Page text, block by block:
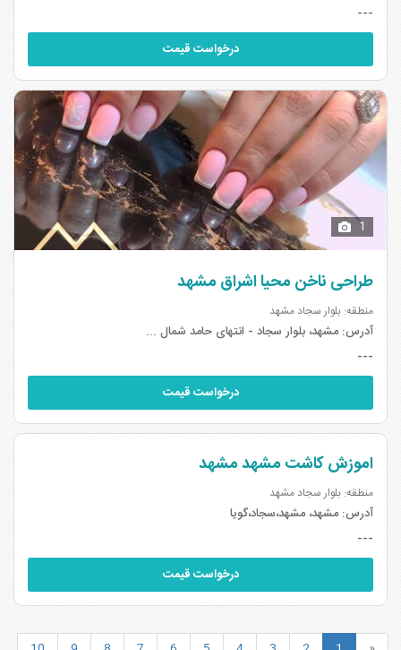
---
درخواست قیمت
1
طراحی ناخن محیا اشراق مشهد
منطقه: بلوار سجاد مشهد
آدرس:مشهد، بلوار سجاد - انتهای حامد شمال ...
---
درخواست قیمت
اموزش کاشت مشهد مشهد
منطقه: بلوار سجاد مشهد
آدرس:مشهد، مشهد،سجاد،گویا
---
درخواست قیمت